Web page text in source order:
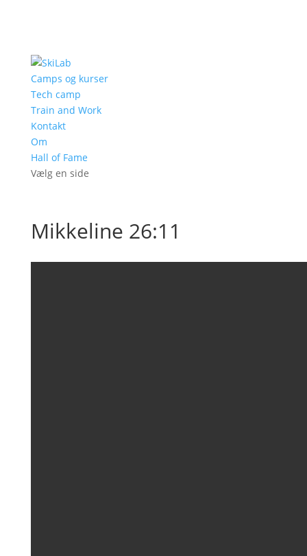
Camps og kurser
Tech camp
Train and Work
Kontakt
Om
Hall of Fame
Vælg en side
Mikkeline 26:11